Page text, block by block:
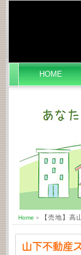
HOME
Home » 【売地】高